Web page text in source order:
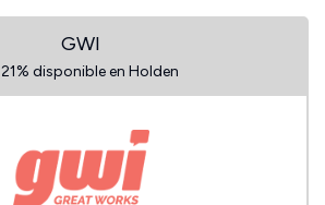
GWI
21% disponible en Holden